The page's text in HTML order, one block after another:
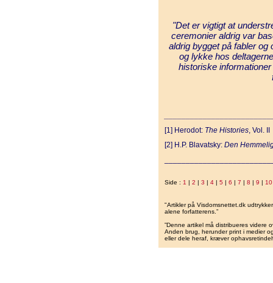
"Det er vigtigt at
ceremonier aldrig var
aldrig bygget på fabler
og lykke hos
historiske
[1] Herodot: The Histories, Vol. II
[2] H.P. Blavatsky: Den
Side : 1 | 2 | 3 | 4 | 5 | 6 | 7 | 8 | 9 | 10
"Artikler på Visdomsnettet.dk
alene forfatterens.”
”Denne artikel må distribueres videre
Anden brug, herunder print i medier
eller dele heraf, kræver